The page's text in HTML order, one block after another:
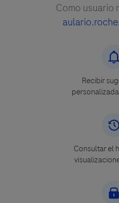
Como usuario
Recibir
Consultar el